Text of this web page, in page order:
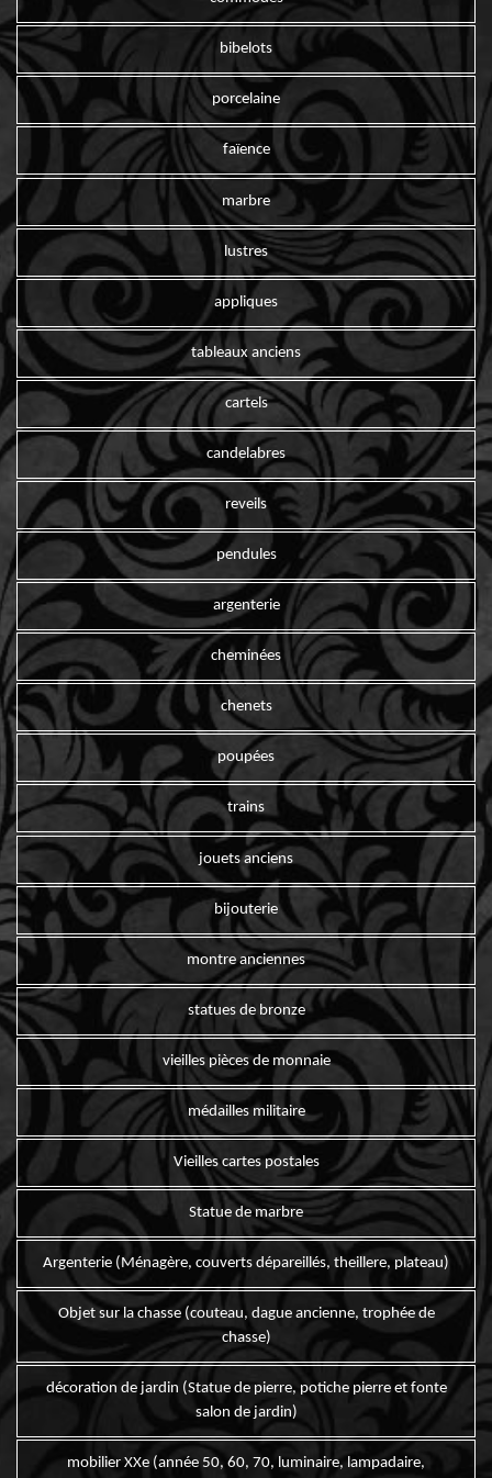
bibelots
porcelaine
faïence
marbre
lustres
appliques
tableaux anciens
cartels
candelabres
reveils
pendules
argenterie
cheminées
chenets
poupées
trains
jouets anciens
bijouterie
montre anciennes
statues de bronze
vieilles pièces de monnaie
médailles militaire
Vieilles cartes postales
Statue de marbre
Argenterie (Ménagère, couverts dépareillés, theillere, plateau)
Objet sur la chasse (couteau, dague ancienne, trophée de
chasse)
décoration de jardin (Statue de pierre, potiche pierre et fonte
salon de jardin)
mobilier XXe (année 50, 60, 70, luminaire, lampadaire,